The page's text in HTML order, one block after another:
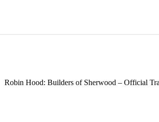
Robin Hood: Builders of Sherwood – Official